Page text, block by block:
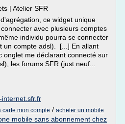
| Atelier SFR
ce widget unique
avec plusieurs comptes
individu pourra se connecter
un compte adsl). [...] En allant
onglet me déclarant connecté sur
les forums SFR (just neuf...
carte mon compte / acheter un mobile
mobile sans abonnement chez